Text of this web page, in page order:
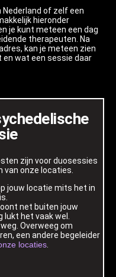
of zelf een
hieronder
je kunt meteen een dag
therapeuten. Na
kan je meteen zien
en wat een sessie daar
zijn voor duosessies
van onze locaties.
jouw locatie mits het in
net buiten jouw
lukt het vaak wel.
Overweeg om
een andere begeleider
locaties.